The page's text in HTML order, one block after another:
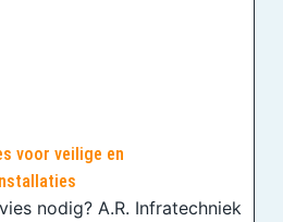
voor veilige en
nodig? A.R. Infratechniek